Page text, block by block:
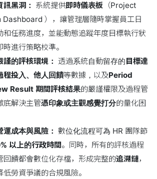
訊黑洞： 系統提供即時儀表板 （Project
Dashboard ），讓管理層隨時掌握員工日
和任務進度，並能動態追蹤年度目標執行狀
時進行策略校準。
謹的評核環境： 透過系統自動留存的 目標達
程投入、他人回饋等數據，以及Period
Result 期間評核結果的嚴謹權限及過程管
底解決主管憑印象或主觀感覺打分的量化困
運成本與風險： 數位化流程可為 HR 團隊節
以上的行政時間。同時，所有的評核過程
回饋都會數位化存檔，形成完整的追溯鏈，
低勞資爭議的合規風險。